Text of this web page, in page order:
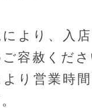
より、入
容赦くだ
り営業時